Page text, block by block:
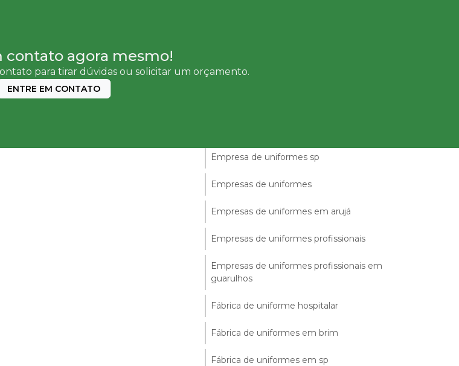
contato agora mesmo!
para tirar dúvidas ou solicitar um orçamento.
ENTRE EM CONTATO
Empresa de uniformes em guarulhos
Empresa de uniformes sp
Empresas de uniformes
Empresas de uniformes em arujá
Empresas de uniformes profissionais
Empresas de uniformes profissionais em
guarulhos
Fábrica de uniforme hospitalar
Fábrica de uniformes em brim
Fábrica de uniformes em sp